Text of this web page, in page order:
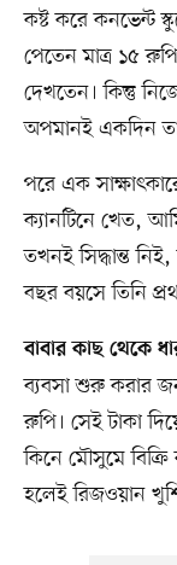
কষ্ট করে কনভেন্ট
পেতেন মাত্র ১৫
দেখতেন। কিন্তু
অপমানই একদিন
পরে এক
ক্যানটিনে খেত,
তখনই সিদ্ধান্ত
বছর বয়সে তিনি
বাবার কাছ থেকে
ব্যবসা শুরু করার
রুপি। সেই টাকা
কিনে মৌসুমে
হলেই রিজওয়ান